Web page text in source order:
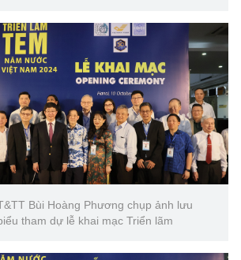
Bùi Hoàng Phương chụp ảnh lưu
tham dự lễ khai mạc Triển lãm